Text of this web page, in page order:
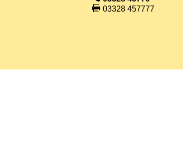
03328 457777